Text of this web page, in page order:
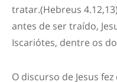
tratar.(Hebreus 4.12,13)
antes de ser traído,
Iscariótes, dentre os
O discurso de Jesus fez